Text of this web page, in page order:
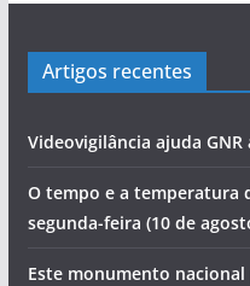
Artigos recentes
Videovigilância ajuda
O tempo e a temperatura
segunda-feira (10 de
Este monumento